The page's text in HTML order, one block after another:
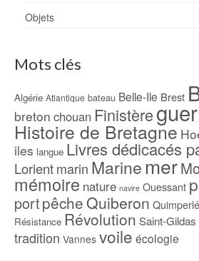
Objets
Mots clés
Algérie Atlantique bateau Belle-Ile Brest
breton chouan Finistère
Histoire de Bretagne
iles langue Livres dédicacés
Lorientmarin Marine mer
mémoire nature navire Ouessant
portpêcheQuiberon Quimperlé
Résistance Révolution Saint-Gildas
tradition Vannes voile écologie